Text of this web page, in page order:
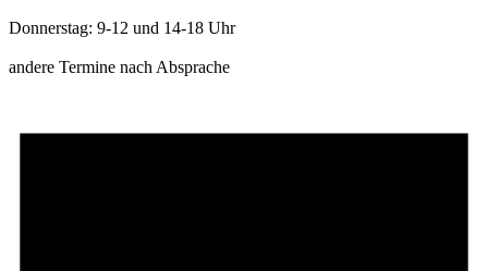
Donnerstag: 9-12 und 14-18 Uhr
andere Termine nach Absprache